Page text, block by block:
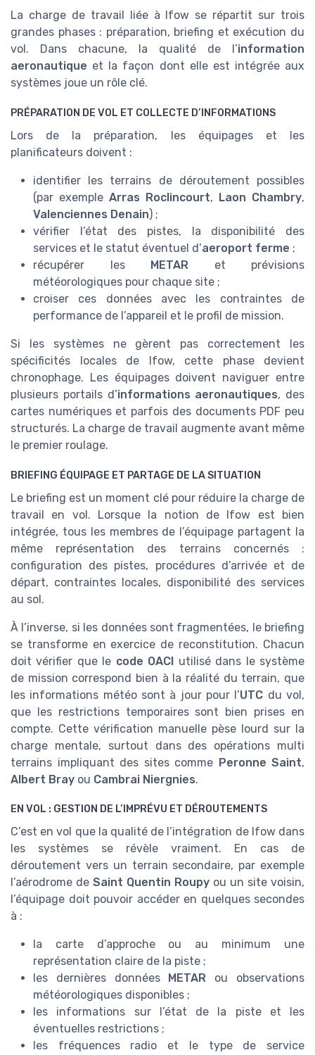
La charge de travail liée à lfow se répartit sur trois
grandes phases : préparation, briefing et exécution du
vol. Dans chacune, la qualité de l’information
aeronautique et la façon dont elle est intégrée aux
systèmes joue un rôle clé.
PRÉPARATION DE VOL ET COLLECTE D’INFORMATIONS
Lors de la préparation, les équipages et les
planificateurs doivent :
identifier les terrains de déroutement possibles
(par exemple Arras Roclincourt, Laon Chambry,
Valenciennes Denain) ;
vérifier l’état des pistes, la disponibilité des
services et le statut éventuel d’aeroport ferme ;
récupérer les METAR et prévisions
météorologiques pour chaque site ;
croiser ces données avec les contraintes de
performance de l’appareil et le profil de mission.
Si les systèmes ne gèrent pas correctement les
spécificités locales de lfow, cette phase devient
chronophage. Les équipages doivent naviguer entre
plusieurs portails d’informations aeronautiques, des
cartes numériques et parfois des documents PDF peu
structurés. La charge de travail augmente avant même
le premier roulage.
BRIEFING ÉQUIPAGE ET PARTAGE DE LA SITUATION
Le briefing est un moment clé pour réduire la charge de
travail en vol. Lorsque la notion de lfow est bien
intégrée, tous les membres de l’équipage partagent la
même représentation des terrains concernés :
configuration des pistes, procédures d’arrivée et de
départ, contraintes locales, disponibilité des services
au sol.
À l’inverse, si les données sont fragmentées, le briefing
se transforme en exercice de reconstitution. Chacun
doit vérifier que le code OACI utilisé dans le système
de mission correspond bien à la réalité du terrain, que
les informations météo sont à jour pour l’UTC du vol,
que les restrictions temporaires sont bien prises en
compte. Cette vérification manuelle pèse lourd sur la
charge mentale, surtout dans des opérations multi
terrains impliquant des sites comme Peronne Saint,
Albert Bray ou Cambrai Niergnies.
EN VOL : GESTION DE L’IMPRÉVU ET DÉROUTEMENTS
C’est en vol que la qualité de l’intégration de lfow dans
les systèmes se révèle vraiment. En cas de
déroutement vers un terrain secondaire, par exemple
l’aérodrome de Saint Quentin Roupy ou un site voisin,
l’équipage doit pouvoir accéder en quelques secondes
à :
la carte d’approche ou au minimum une
représentation claire de la piste ;
les dernières données
METAR ou observations
météorologiques disponibles ;
les informations sur l’état de la piste et les
éventuelles restrictions ;
les fréquences radio et le type de service